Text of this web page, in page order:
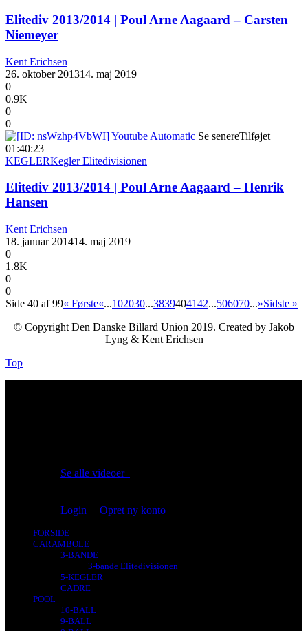
Elitediv 2013/2014 | Poul Arne Aagaard – Carsten
Niemeyer
Kent Erichsen
26. oktober 201314. maj 2019
0
0.9K
0
0
Se senereTilføjet
01:40:23
KEGLERKegler Elitedivisionen
Elitediv 2013/2014 | Poul Arne Aagaard – Henrik
Hansen
Kent Erichsen
18. januar 201414. maj 2019
0
1.8K
0
0
Side 40 af 99« Første«...102030...3839404142...506070...»Sidste »
© Copyright Den Danske Billard Union 2019. Created by Jakob
Lyng & Kent Erichsen
Top
Se alle videoer
Login
Opret ny konto
FORSIDE
CARAMBOLE
3-BANDE
3-bande Elitedivisionen
5-KEGLER
CADRE
POOL
10-BALL
9-BALL